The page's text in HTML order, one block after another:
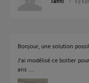
Bonjour, une solution
J'ai modélisé ce boitier
ans ....